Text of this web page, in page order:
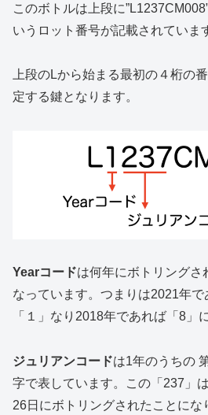
このボトルは上段に
いうロット番号が記載されていま
上段のLから始まる最初の４桁の
定する鍵となります。
Yearコードは何年にボトリングさ
なっています。つまりは2021年
「１」なり2018年であれば「8」
ジュリアンコードは1年のうちの
字で表しています。この「237」
26日にボトリングされたことにな